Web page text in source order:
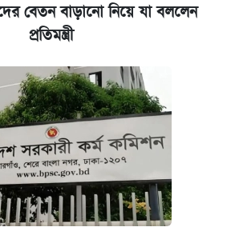
বেতন বাড়ানো নিয়ে যা বললেন
প্রতিমন্ত্রী